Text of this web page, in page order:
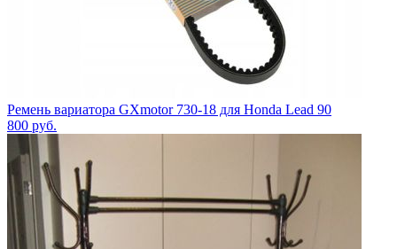
Ремень вариатора GXmotor 730-18 для Honda Lead 90
800 руб.